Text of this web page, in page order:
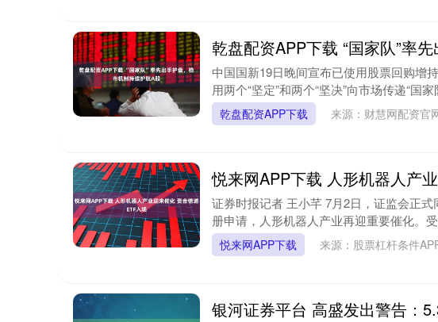
乾盘配资APP下载 “国家队”率
中国国新19日晚间宣布已使用股票回购增
用两个“坚定”和两个“坚决”向市场传递“国
乾盘配资APP下载 来源：财慧网配资官
悦来网APP下载 人形机器人产
证券时报记者 王小芊 7月2日，证监会正
册申请，人形机器人产业再迎重要催化。
悦来网APP下载 来源：股票杠杆条件
银河证券平台 高盛发出警告：